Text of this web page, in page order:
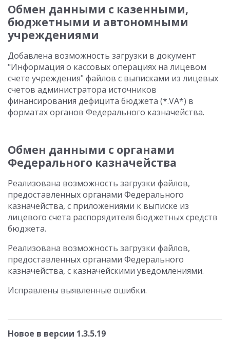
Обмен данными с казенными,
бюджетными и автономными
учреждениями
Добавлена возможность загрузки в документ
"Информация о кассовых операциях на лицевом
счете учреждения" файлов с выписками из лицевых
счетов администратора источников
финансирования дефицита бюджета (*.VA*) в
форматах органов Федерального казначейства.
Обмен данными с органами
Федерального казначейства
Реализована возможность загрузки файлов,
предоставленных органами Федерального
казначейства, с приложениями к выписке из
лицевого счета распорядителя бюджетных средств
бюджета.
Реализована возможность загрузки файлов,
предоставленных органами Федерального
казначейства, с казначейскими уведомлениями.
Исправлены выявленные ошибки.
Новое в версии 1.3.5.19